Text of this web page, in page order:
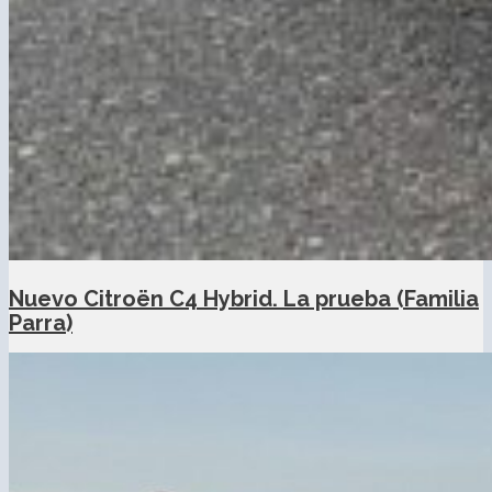
Nuevo Citroën C4 Hybrid. La prueba (Familia
Parra)